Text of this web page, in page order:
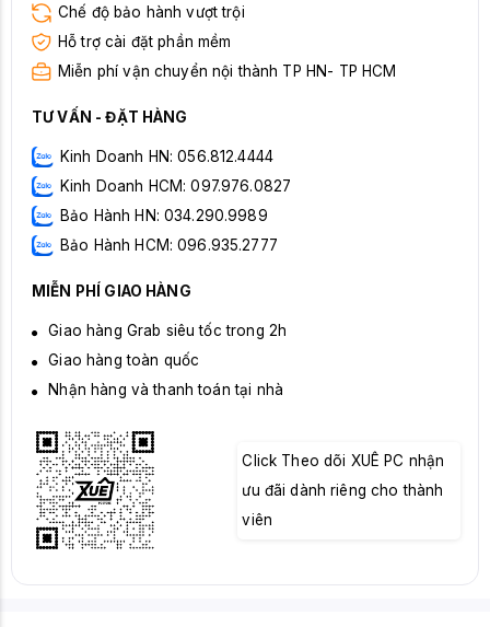
Chế độ bảo hành vượt trội
Hỗ trợ cài đặt phần mềm
Miễn phí vận chuyển nội thành TP HN- TP HCM
TƯ VẤN - ĐẶT HÀNG
Kinh Doanh HN: 056.812.4444
Kinh Doanh HCM: 097.976.0827
Bảo Hành HN: 034.290.9989
Bảo Hành HCM: 096.935.2777
MIỄN PHÍ GIAO HÀNG
Giao hàng Grab siêu tốc trong 2h
Giao hàng toàn quốc
Nhận hàng và thanh toán tại nhà
Click Theo dõi XUÊ PC nhận
ưu đãi dành riêng cho thành
viên